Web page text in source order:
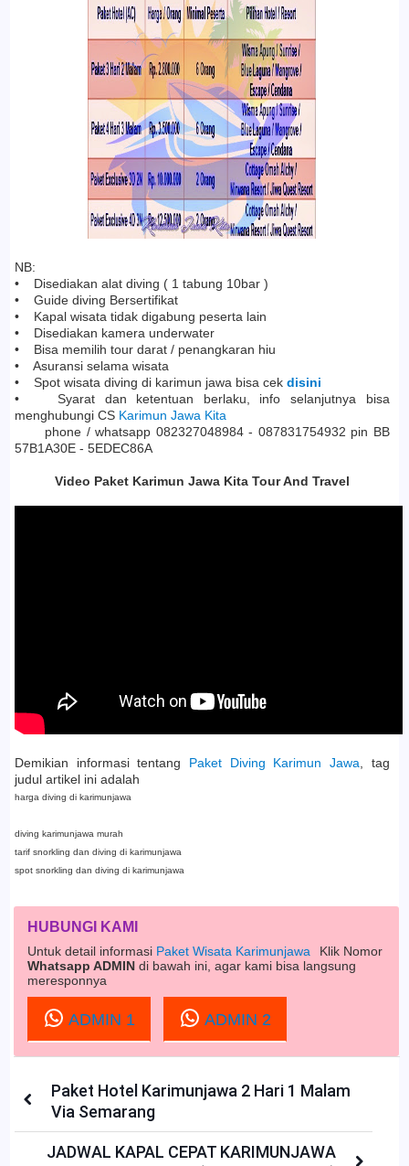
NB:
• Disediakan alat diving ( 1 tabung 10bar )
• Guide diving Bersertifikat
• Kapal wisata tidak digabung peserta lain
• Disediakan kamera underwater
• Bisa memilih tour darat / penangkaran hiu
• Asuransi selama wisata
• Spot wisata diving di karimun jawa bisa cekdisini
• Syarat dan ketentuan berlaku, info selanjutnya bisa
menghubungi CS Karimun Jawa Kita
phone / whatsapp 082327048984 - 087831754932 pin BB
57B1A30E - 5EDEC86A
Video Paket Karimun Jawa Kita Tour And Travel
Demikian informasi tentang Paket Diving Karimun Jawa, tag
judul artikel ini adalah
harga diving di karimunjawa
diving karimunjawa murah
tarif snorkling dan diving di karimunjawa
spot snorkling dan diving di karimunjawa
HUBUNGI KAMI
Untuk detail informasi Paket Wisata Karimunjawa
Klik Nomor
Whatsapp ADMIN di bawah ini, agar kami bisa langsung
meresponnya
ADMIN 1 ADMIN 2
Paket Hotel Karimunjawa 2 Hari 1 Malam
Via Semarang
JADWAL KAPAL CEPAT KARIMUNJAWA